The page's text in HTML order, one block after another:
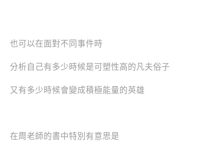
也可以在面對不同事件時
分析自己有多少時候是可塑性高的凡夫俗子
又有多少時候會變成積極能量的英雄
在周老師的書中特別有意思是